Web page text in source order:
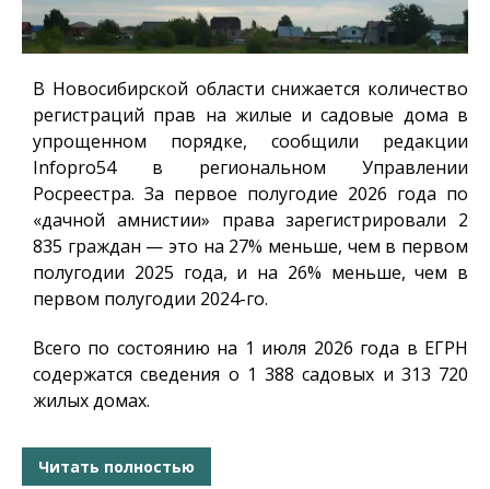
В Новосибирской области снижается количество
регистраций прав на жилые и садовые дома в
упрощенном порядке, сообщили редакции
Infopro54в региональном Управлении
Росреестра. За первое полугодие 2026 года по
«дачной амнистии» права зарегистрировали 2
835 граждан — это на 27% меньше, чем в первом
полугодии 2025 года, и на 26% меньше, чем в
первом полугодии 2024-го.
Всего по состоянию на 1 июля 2026 года в ЕГРН
содержатся сведения о 1 388 садовых и 313 720
жилых домах.
Читать полностью